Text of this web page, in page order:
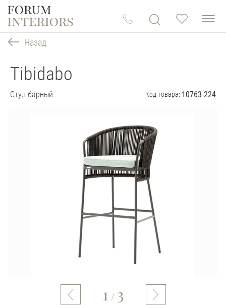
Назад
1 / 3
Tibidabo
Стул барный Код товара: 10763-224